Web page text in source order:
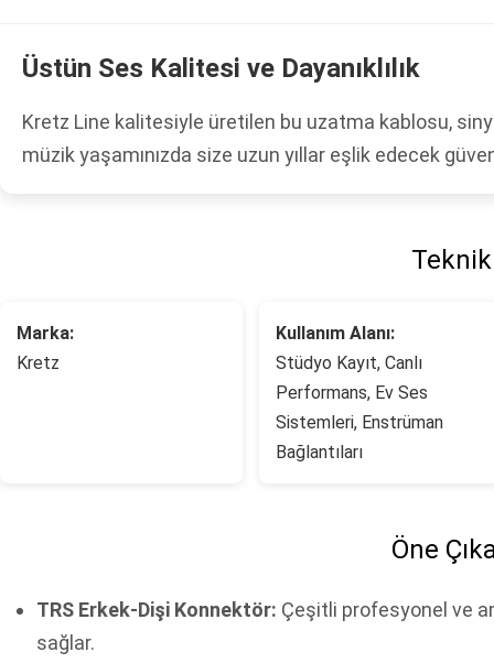
Üstün Ses Kalitesi ve Dayanıklılık
Kretz Line kalitesiyle üretilen bu uzatma kablosu,
müzik yaşamınızda size uzun yıllar eşlik edecek
Marka:
Kretz
Kullanım Alanı:
Stüdyo Kayıt, Canlı
Performans, Ev Ses
Sistemleri, Enstrüman
Bağlantıları
Öne
TRS Erkek-Dişi Konnektör: Çeşitli profesyonel ve
sağlar.